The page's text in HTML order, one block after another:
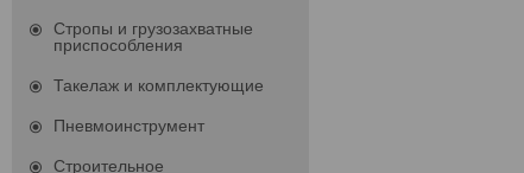
Стропы и грузозахватные
приспособления
Такелаж и комплектующие
Пневмоинструмент
Строительное